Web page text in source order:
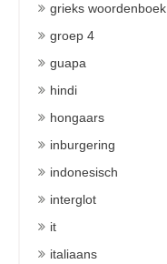
grieks woordenboek
groep 4
guapa
hindi
hongaars
inburgering
indonesisch
interglot
it
italiaans